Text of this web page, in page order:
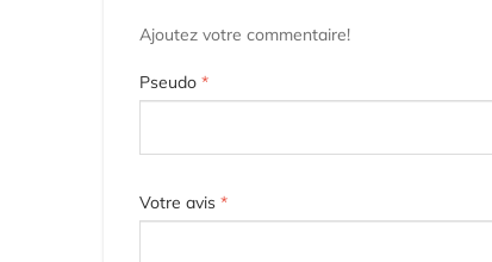
Ajoutez votre commentaire!
Pseudo *
Votre avis *